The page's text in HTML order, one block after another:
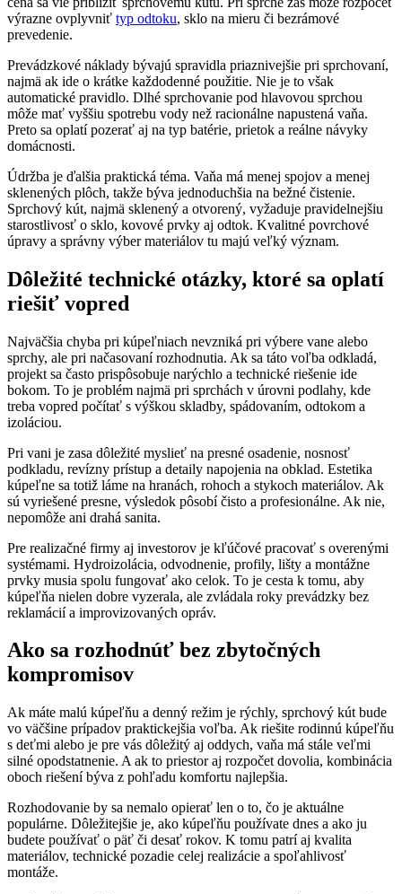
výrazne ovplyvniť typ odtoku, sklo na mieru či bezrámové
prevedenie.
Prevádzkové náklady bývajú spravidla priaznivejšie pri sprchovaní,
najmä ak ide o krátke každodenné použitie. Nie je to však
automatické pravidlo. Dlhé sprchovanie pod hlavovou sprchou
môže mať vyššiu spotrebu vody než racionálne napustená vaňa.
Preto sa oplatí pozerať aj na typ batérie, prietok a reálne návyky
domácnosti.
Údržba je ďalšia praktická téma. Vaňa má menej spojov a menej
sklenených plôch, takže býva jednoduchšia na bežné čistenie.
Sprchový kút, najmä sklenený a otvorený, vyžaduje pravidelnejšiu
starostlivosť o sklo, kovové prvky aj odtok. Kvalitné povrchové
úpravy a správny výber materiálov tu majú veľký význam.
Dôležité technické otázky, ktoré sa oplatí
riešiť vopred
Najväčšia chyba pri kúpeľniach nevzniká pri výbere vane alebo
sprchy, ale pri načasovaní rozhodnutia. Ak sa táto voľba odkladá,
projekt sa často prispôsobuje narýchlo a technické riešenie ide
bokom. To je problém najmä pri sprchách v úrovni podlahy, kde
treba vopred počítať s výškou skladby, spádovaním, odtokom a
izoláciou.
Pri vani je zasa dôležité myslieť na presné osadenie, nosnosť
podkladu, revízny prístup a detaily napojenia na obklad. Estetika
kúpeľne sa totiž láme na hranách, rohoch a stykoch materiálov. Ak
sú vyriešené presne, výsledok pôsobí čisto a profesionálne. Ak nie,
nepomôže ani drahá sanita.
Pre realizačné firmy aj investorov je kľúčové pracovať s overenými
systémami. Hydroizolácia, odvodnenie, profily, lišty a montážne
prvky musia spolu fungovať ako celok. To je cesta k tomu, aby
kúpeľňa nielen dobre vyzerala, ale zvládala roky prevádzky bez
reklamácií a improvizovaných opráv.
Ako sa rozhodnúť bez zbytočných
kompromisov
Ak máte malú kúpeľňu a denný režim je rýchly, sprchový kút bude
vo väčšine prípadov praktickejšia voľba. Ak riešite rodinnú kúpeľňu
s deťmi alebo je pre vás dôležitý aj oddych, vaňa má stále veľmi
silné opodstatnenie. A ak to priestor aj rozpočet dovolia, kombinácia
oboch riešení býva z pohľadu komfortu najlepšia.
Rozhodovanie by sa nemalo opierať len o to, čo je aktuálne
populárne. Dôležitejšie je, ako kúpeľňu používate dnes a ako ju
budete používať o päť či desať rokov. K tomu patrí aj kvalita
materiálov, technické pozadie celej realizácie a spoľahlivosť
montáže.